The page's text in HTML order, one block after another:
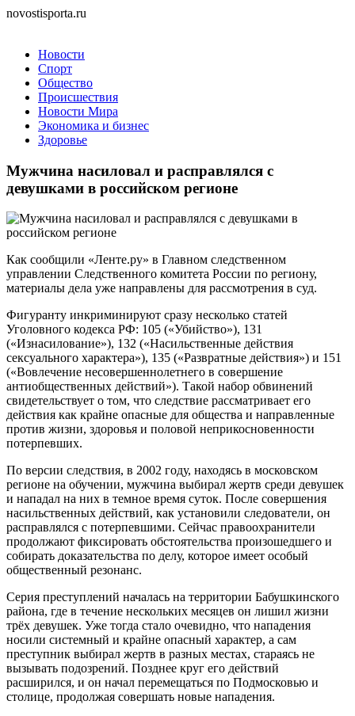
novostisporta.ru
Новости
Спорт
Общество
Происшествия
Новости Мира
Экономика и бизнес
Здоровье
Мужчина насиловал и расправлялся с
девушками в российском регионе
Как сообщили «Ленте.ру» в Главном следственном
управлении Следственного комитета России по региону,
материалы дела уже направлены для рассмотрения в суд.
Фигуранту инкриминируют сразу несколько статей
Уголовного кодекса РФ: 105 («Убийство»), 131
(«Изнасилование»), 132 («Насильственные действия
сексуального характера»), 135 («Развратные действия») и 151
(«Вовлечение несовершеннолетнего в совершение
антиобщественных действий»). Такой набор обвинений
свидетельствует о том, что следствие рассматривает его
действия как крайне опасные для общества и направленные
против жизни, здоровья и половой неприкосновенности
потерпевших.
По версии следствия, в 2002 году, находясь в московском
регионе на обучении, мужчина выбирал жертв среди девушек
и нападал на них в темное время суток. После совершения
насильственных действий, как установили следователи, он
расправлялся с потерпевшими. Сейчас правоохранители
продолжают фиксировать обстоятельства произошедшего и
собирать доказательства по делу, которое имеет особый
общественный резонанс.
Серия преступлений началась на территории Бабушкинского
района, где в течение нескольких месяцев он лишил жизни
трёх девушек. Уже тогда стало очевидно, что нападения
носили системный и крайне опасный характер, а сам
преступник выбирал жертв в разных местах, стараясь не
вызывать подозрений. Позднее круг его действий
расширился, и он начал перемещаться по Подмосковью и
столице, продолжая совершать новые нападения.